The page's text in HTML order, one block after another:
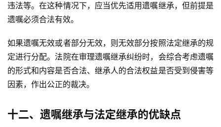
违法等。在这种情况下，应当优先适用遗嘱继承，但前提是
遗嘱必须合法有效。
如果遗嘱无效或者部分无效，则无效部分按照法定继承的规
定进行分配。法院在审理遗嘱继承纠纷时，会综合考虑遗嘱
的形式和内容是否合法、继承人的合法权益是否受到侵害等
因素，作出公正的裁决。
十二、遗嘱继承与法定继承的优缺点